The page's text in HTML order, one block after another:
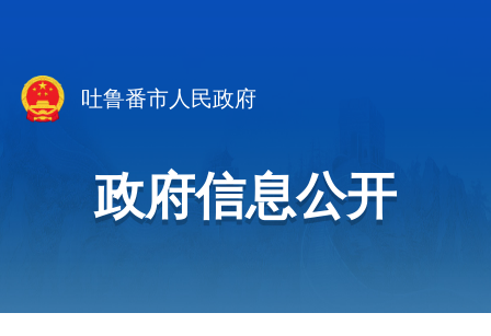
吐鲁番市人民政府
政府信息公开